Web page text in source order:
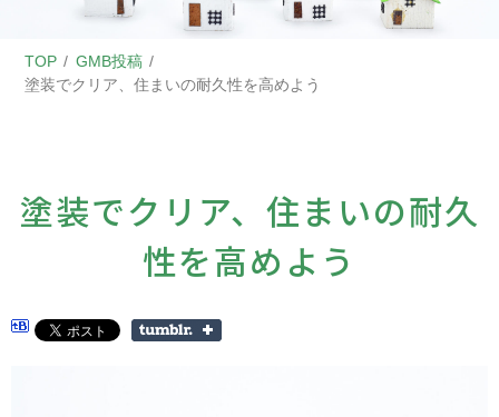
TOP
GMB投稿
塗装でクリア、住まいの耐久性を高めよう
塗装でクリア、住まいの耐久
性を高めよう